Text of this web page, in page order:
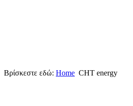
Βρίσκεστε εδώ: Home CHT energy